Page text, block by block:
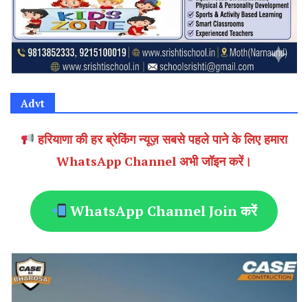
Advt
हरियाणा की हर ब्रेकिंग न्यूज़ सबसे पहले पाने के लिए हमारा
WhatsApp Channel अभी जॉइन करें।
WhatsApp Channel Join करें